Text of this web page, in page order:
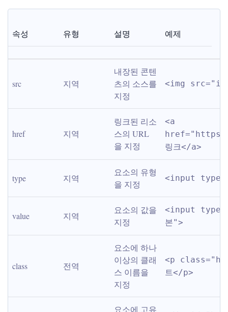
속성 유형 설명 예제
src 지역
내장된 콘텐
츠의 소스를
지정
<img
href 지역
링크된 리소
스의 URL
을 지정
<a
href="https://
링크</a>
type 지역
요소의 유형
을 지정
<input
value 지역
요소의 값을
지정
<input
본">
class 전역
요소에 하나
이상의 클래
스 이름을
지정
<p
트</p>
요소에 고유